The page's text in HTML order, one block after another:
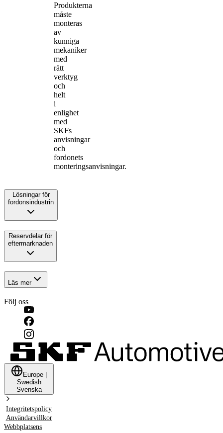
Produkterna
måste
monteras
av
kunniga
mekaniker
med
rätt
verktyg
och
helt
i
enlighet
med
SKFs
anvisningar
och
fordonets
monteringsanvisningar.
Lösningar för
fordonsindustrin
Reservdelar för
eftermarknaden
Läs mer
Följ oss
Europe
Swedish
Svenska
Integritetspolicy
Användarvillkor
Webbplatsens